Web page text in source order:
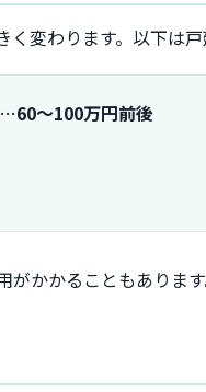
く変わります。以下は
…60〜100万円前後
かかることもあります